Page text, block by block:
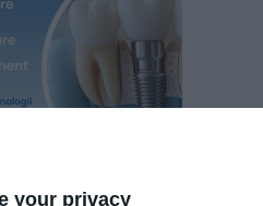
your privacy